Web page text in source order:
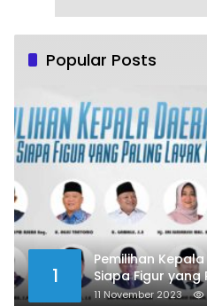
Popular Posts
1
Pemilihan
Siapa Figur yang
Publik?
11 November 2023